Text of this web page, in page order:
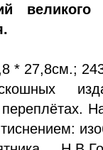
великого
* 27,8см.;